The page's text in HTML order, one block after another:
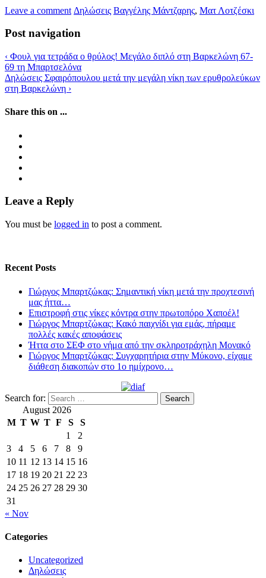
Leave a comment Δηλώσεις Βαγγέλης Μάντζαρης, Ματ Λοτζέσκι
Post navigation
‹ Φουλ για τετράδα ο θρύλος! Μεγάλο διπλό στη Βαρκελώνη 67-
69 τη Μπαρτσελόνα
Δηλώσεις Σφαιρόπουλου μετά την μεγάλη νίκη των ερυθρολεύκων
στη Βαρκελώνη ›
Share this on ...
Leave a Reply
You must be logged in to post a comment.
Recent Posts
Γιώργος Μπαρτζώκας: Σημαντική νίκη μετά την προχτεσινή
μας ήττα…
Επιστροφή στις νίκες κόντρα στην πρωτοπόρο Χαποέλ!
Γιώργος Μπαρτζώκας: Κακό παιχνίδι για εμάς, πήραμε
πολλές κακές αποφάσεις
Ήττα στο ΣΕΦ στο νήμα από την σκληροτράχηλη Μονακό
Γιώργος Μπαρτζώκας: Συγχαρητήρια στην Μύκονο, είχαμε
διάθεση διακοπών στο 1ο ημίχρονο…
Search for:
August 2026
M T W T F S
S
1
2
3
4 5 6 7 8
9
10 11 12 13 14 15 16
17 18 19 20 21 22 23
24 25 26 27 28 29 30
31
« Nov
Categories
Uncategorized
Δηλώσεις